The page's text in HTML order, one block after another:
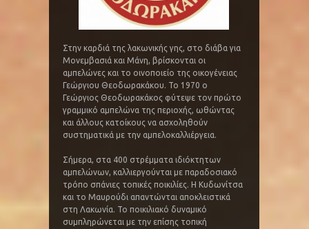
Στην καρδιά της λακωνικής γης, στο διάβα για
Μονεμβασιά και Μάνη, βρίσκονται οι
αμπελώνες και το οινοποιείο της οικογένειας
Γεώργιου Θεοδωρακάκου. Το 1970 ο
Γεώργιος Θεοδωρακάκος φύτεψε τον πρώτο
γραμμικό αμπελώνα της περιοχής, ωθώντας
και άλλους κατοίκους να ασχοληθούν
συστηματικά με την αμπελοκαλλιέργεια.
Σήμερα, στα 400 στρέμματα ιδιόκτητων
αμπελώνων, καλλιεργούνται με παραδοσιακό
τρόπο σπάνιες τοπικές ποικιλίες. Η Κυδωνίτσα
και το Μαυρούδι απαντώνται αποκλειστικά
στη Λακωνία. Το ποικιλιακό δυναμικό
συμπληρώνεται με την επίσης τοπική